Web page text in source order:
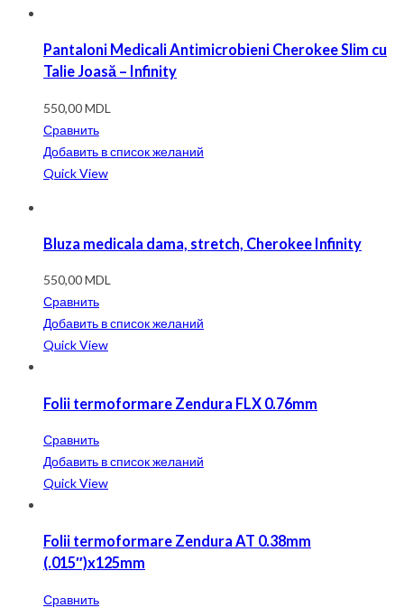
Pantaloni Medicali Antimicrobieni Cherokee Slim cu
Talie Joasă – Infinity
550,00MDL
Сравнить
Добавить в список желаний
Quick View
Bluza medicala dama, stretch, Cherokee Infinity
550,00MDL
Сравнить
Добавить в список желаний
Quick View
Folii termoformare Zendura FLX 0.76mm
Сравнить
Добавить в список желаний
Quick View
Folii termoformare Zendura AT 0.38mm
(.015″)x125mm
Сравнить